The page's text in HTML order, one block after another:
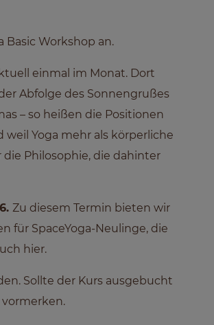
Basic Workshop an.
einmal im Monat. Dort
Abfolge des Sonnengrußes
– so heißen die Positionen
weil Yoga mehr als körperliche
Philosophie, die dahinter
Zu diesem Termin bieten wir
für SpaceYoga-Neulinge, die
hier.
Sollte der Kurs ausgebucht